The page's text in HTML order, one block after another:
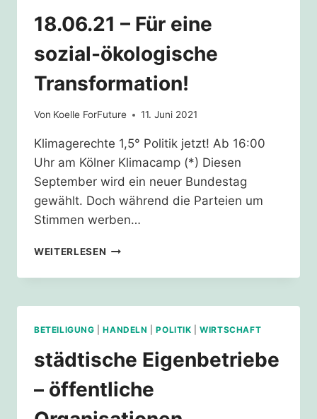
18.06.21 – Für eine
sozial-ökologische
Transformation!
Von Koelle ForFuture 11. Juni 2021
Klimagerechte 1,5° Politik jetzt! Ab 16:00
Uhr am Kölner Klimacamp (*) Diesen
September wird ein neuer Bundestag
gewählt. Doch während die Parteien um
Stimmen werben…
WEITERLESEN 18.06.21
FÜR
SOZIAL-
ÖKOLOGISCHE
TRANSFORMATION!
BETEILIGUNG |HANDELN |POLITIK |WIRTSCHAFT
städtische Eigenbetriebe
– öffentliche